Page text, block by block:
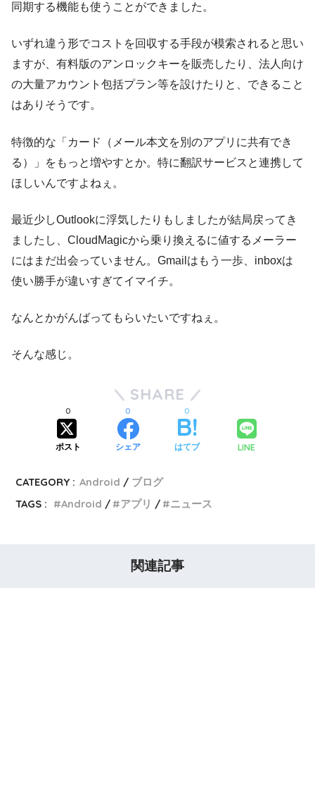
同期する機能も使うことができました。
いずれ違う形でコストを回収する手段が模索されると思い
ますが、有料版のアンロックキーを販売したり、法人向け
の大量アカウント包括プラン等を設けたりと、できること
はありそうです。
特徴的な「カード（メール本文を別のアプリに共有でき
る）」をもっと増やすとか。特に翻訳サービスと連携して
ほしいんですよねぇ。
最近少しOutlookに浮気したりもしましたが結局戻ってき
ましたし、CloudMagicから乗り換えるに値するメーラー
にはまだ出会っていません。Gmailはもう一歩、inboxは
使い勝手が違いすぎてイマイチ。
なんとかがんばってもらいたいですねぇ。
そんな感じ。
SHARE
ポスト
0
シェア
0
はてブ
0
LINE
CATEGORY : Android
ブログ
TAGS :
Android アプリ ニュース
関連記事